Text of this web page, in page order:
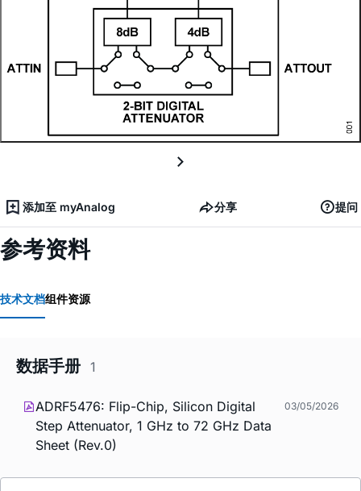
添加至 myAnalog 分享 提问
参考资料
技术文档组件资源
数据手册 1
ADRF5476: Flip-Chip, Silicon Digital
Step Attenuator, 1 GHz to 72 GHz Data
Sheet (Rev.0)
03/05/2026